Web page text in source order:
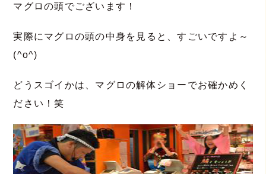
マグロの頭でございます！
実際にマグロの頭の中身を見ると、すごいですよ～
(^o^)
どうスゴイかは、マグロの解体ショーでお確かめく
ださい！笑